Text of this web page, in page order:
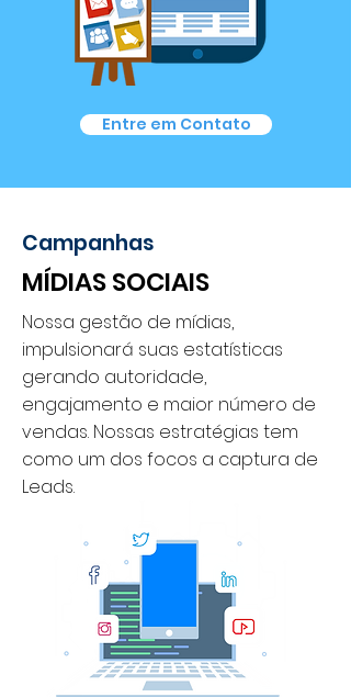
Entre em Contato
Campanhas
MÍDIAS SOCIAIS
Nossa gestão de mídias,
impulsionará suas estatísticas
gerando autoridade,
engajamento e maior número de
vendas. Nossas estratégias tem
como um dos focos a captura de
Leads.